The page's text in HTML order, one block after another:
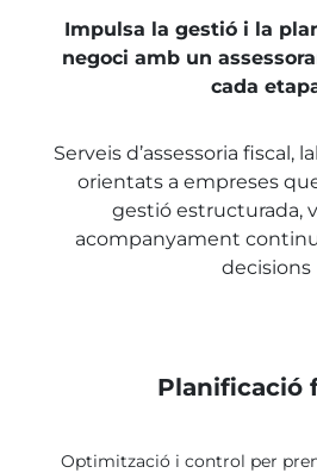
Impulsa la gestió i la
negoci amb un
cada
Serveis d’assessoria fiscal,
orientats a empreses
gestió estructurada,
acompanyament
decisions
Planificació
Optimització i control per